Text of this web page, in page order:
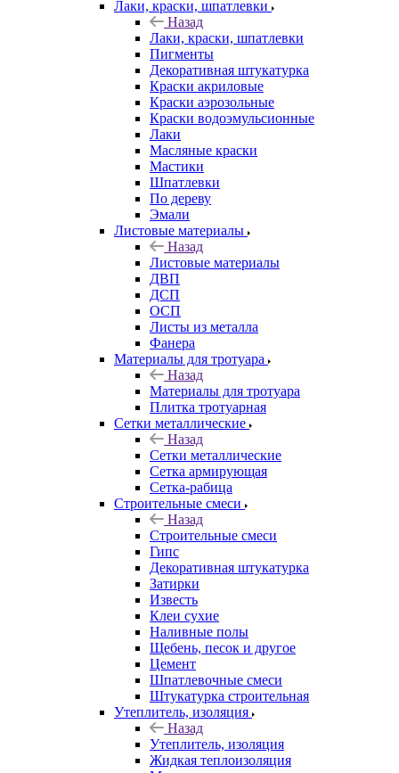
Лаки, краски, шпатлевки
Назад
Лаки, краски, шпатлевки
Пигменты
Декоративная штукатурка
Краски акриловые
Краски аэрозольные
Краски водоэмульсионные
Лаки
Масляные краски
Мастики
Шпатлевки
По дереву
Эмали
Листовые материалы
Назад
Листовые материалы
ДВП
ДСП
ОСП
Листы из металла
Фанера
Материалы для тротуара
Назад
Материалы для тротуара
Плитка тротуарная
Сетки металлические
Назад
Сетки металлические
Сетка армирующая
Сетка-рабица
Строительные смеси
Назад
Строительные смеси
Гипс
Декоративная штукатурка
Затирки
Известь
Клеи сухие
Наливные полы
Щебень, песок и другое
Цемент
Шпатлевочные смеси
Штукатурка строительная
Утеплитель, изоляция
Назад
Утеплитель, изоляция
Жидкая теплоизоляция